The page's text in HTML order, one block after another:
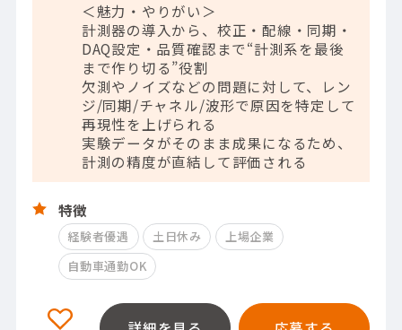
＜魅力・やりがい＞
計測器の導入から、校正・配線・同期・
DAQ設定・品質確認まで“計測系を最後
まで作り切る”役割
欠測やノイズなどの問題に対して、レン
ジ/同期/チャネル/波形で原因を特定して
再現性を上げられる
実験データがそのまま成果になるため、
計測の精度が直結して評価される
特徴
経験者優遇 土日休み
上場企業
自動車通勤OK